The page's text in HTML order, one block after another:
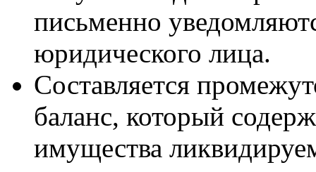
письменно
юридического лица.
Составляется
баланс, который
имущества